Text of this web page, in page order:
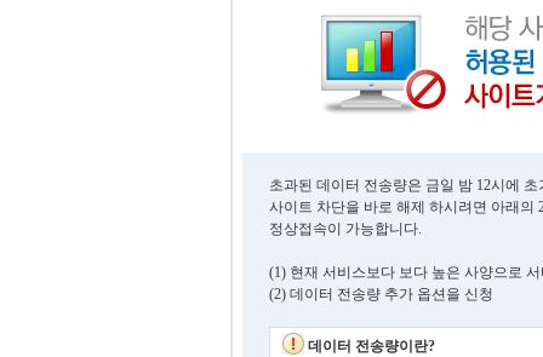
초과된 데이터 전송량은 금일 밤 12시에
사이트 차단을 바로 해제 하시려면 아래의
정상접속이 가능합니다.
(1) 현재 서비스보다 보다 높은 사양으로
(2) 데이터 전송량 추가 옵션을 신청
데이터 전송량이란?